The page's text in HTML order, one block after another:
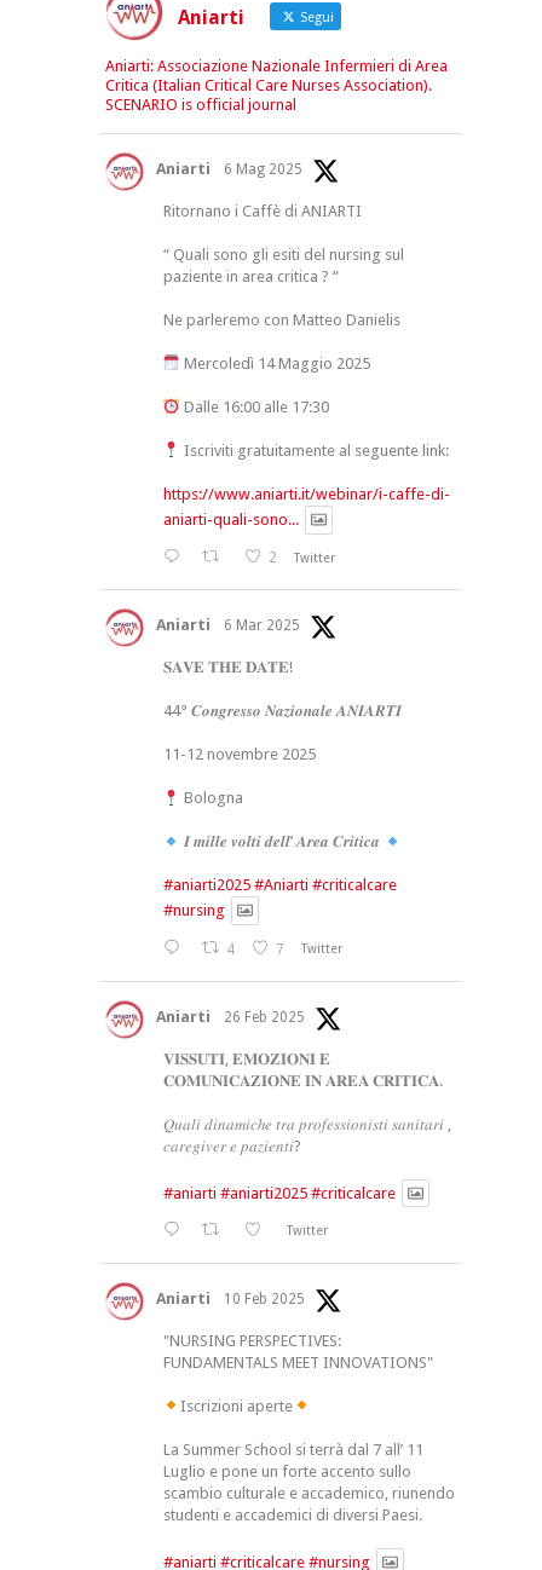
Aniarti Segui
Aniarti: Associazione Nazionale Infermieri di Area
Critica (Italian Critical Care Nurses Association).
SCENARIO is official journal
Aniarti 6 Mag 2025
Ritornano i Caffè di ANIARTI
“ Quali sono gli esiti del nursing sul
paziente in area critica ? “
Ne parleremo con Matteo Danielis
Mercoledì 14 Maggio 2025
Dalle 16:00 alle 17:30
Iscriviti gratuitamente al seguente link:
https://www.aniarti.it/webinar/i-caffe-di-
aniarti-quali-sono...
2 Twitter
Aniarti 6 Mar 2025
𝐒𝐀𝐕𝐄 𝐓𝐇𝐄 𝐃𝐀𝐓𝐄!
44° 𝑪𝒐𝒏𝒈𝒓𝒆𝒔𝒔𝒐 𝑵𝒂𝒛𝒊𝒐𝒏𝒂𝒍𝒆 𝑨𝑵𝑰𝑨𝑹𝑻𝑰
11-12 novembre 2025
Bologna
𝑰 𝒎𝒊𝒍𝒍𝒆 𝒗𝒐𝒍𝒕𝒊 𝒅𝒆𝒍𝒍’ 𝑨𝒓𝒆𝒂 𝑪𝒓𝒊𝒕𝒊𝒄𝒂
#aniarti2025 #Aniarti #criticalcare
#nursing
4 7 Twitter
Aniarti 26 Feb 2025
𝐕𝐈𝐒𝐒𝐔𝐓𝐈, 𝐄𝐌𝐎𝐙𝐈𝐎𝐍𝐈 𝐄
𝐂𝐎𝐌𝐔𝐍𝐈𝐂𝐀𝐙𝐈𝐎𝐍𝐄 𝐈𝐍 𝐀𝐑𝐄𝐀 𝐂𝐑𝐈𝐓𝐈𝐂𝐀.
𝑄𝑢𝑎𝑙𝑖 𝑑𝑖𝑛𝑎𝑚𝑖𝑐ℎ𝑒 𝑡𝑟𝑎 𝑝𝑟𝑜𝑓𝑒𝑠𝑠𝑖𝑜𝑛𝑖𝑠𝑡𝑖 𝑠𝑎𝑛𝑖𝑡𝑎𝑟𝑖 ,
𝑐𝑎𝑟𝑒𝑔𝑖𝑣𝑒𝑟 𝑒 𝑝𝑎𝑧𝑖𝑒𝑛𝑡𝑖?
#aniarti #aniarti2025 #criticalcare
Twitter
Aniarti 10 Feb 2025
"NURSING PERSPECTIVES:
FUNDAMENTALS MEET INNOVATIONS"
Iscrizioni aperte
La Summer School si terrà dal 7 all’ 11
Luglio e pone un forte accento sullo
scambio culturale e accademico, riunendo
studenti e accademici di diversi Paesi.
#aniarti #criticalcare #nursing